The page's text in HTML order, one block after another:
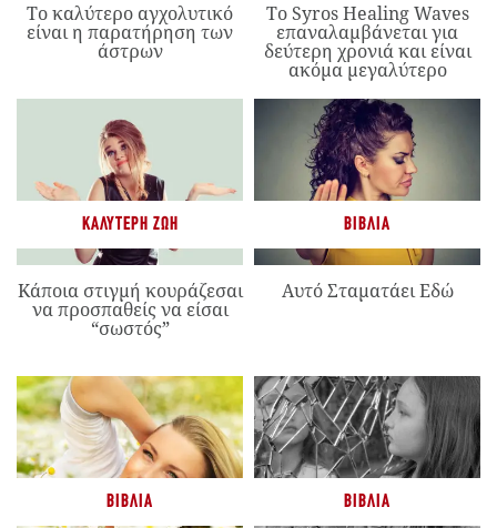
Το καλύτερο αγχολυτικό
είναι η παρατήρηση των
άστρων
Το Syros Healing Waves
επαναλαμβάνεται για
δεύτερη χρονιά και είναι
ακόμα μεγαλύτερο
ΚΑΛΎΤΕΡΗ ΖΩΉ
Κάποια στιγμή κουράζεσαι
να προσπαθείς να είσαι
“σωστός”
ΒΙΒΛΊΑ
Αυτό Σταματάει Εδώ
ΒΙΒΛΊΑ ΒΙΒΛΊΑ